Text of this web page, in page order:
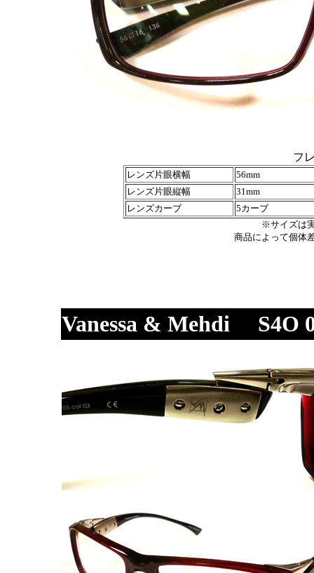
フ
レンズ片眼横幅
56mm
レンズ片眼縦幅
31mm
レンズカーブ
5カーブ
※サイズは
商品によって個体
Vanessa & Mehdi S4O